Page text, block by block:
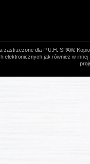
zastrzeżone dla P.U.H. SPAW.
elektronicznych jak również w